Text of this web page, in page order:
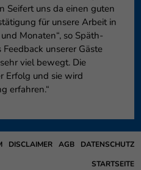
Seifert uns da einen guten
für unsere Arbeit in
Monaten“, so Späth-
unserer Gäste
viel bewegt. Die
Erfolg und sie wird
erfahren.“
DATENSCHUTZ
AGB
DISCLAIMER
STARTSEITE